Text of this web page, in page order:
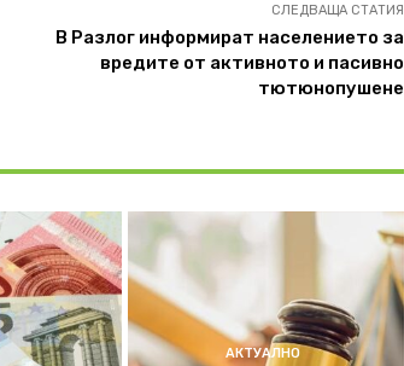
СЛЕДВАЩА СТАТИЯ
В Разлог информират населението за
вредите от активното и пасивно
тютюнопушене
АКТУАЛНО